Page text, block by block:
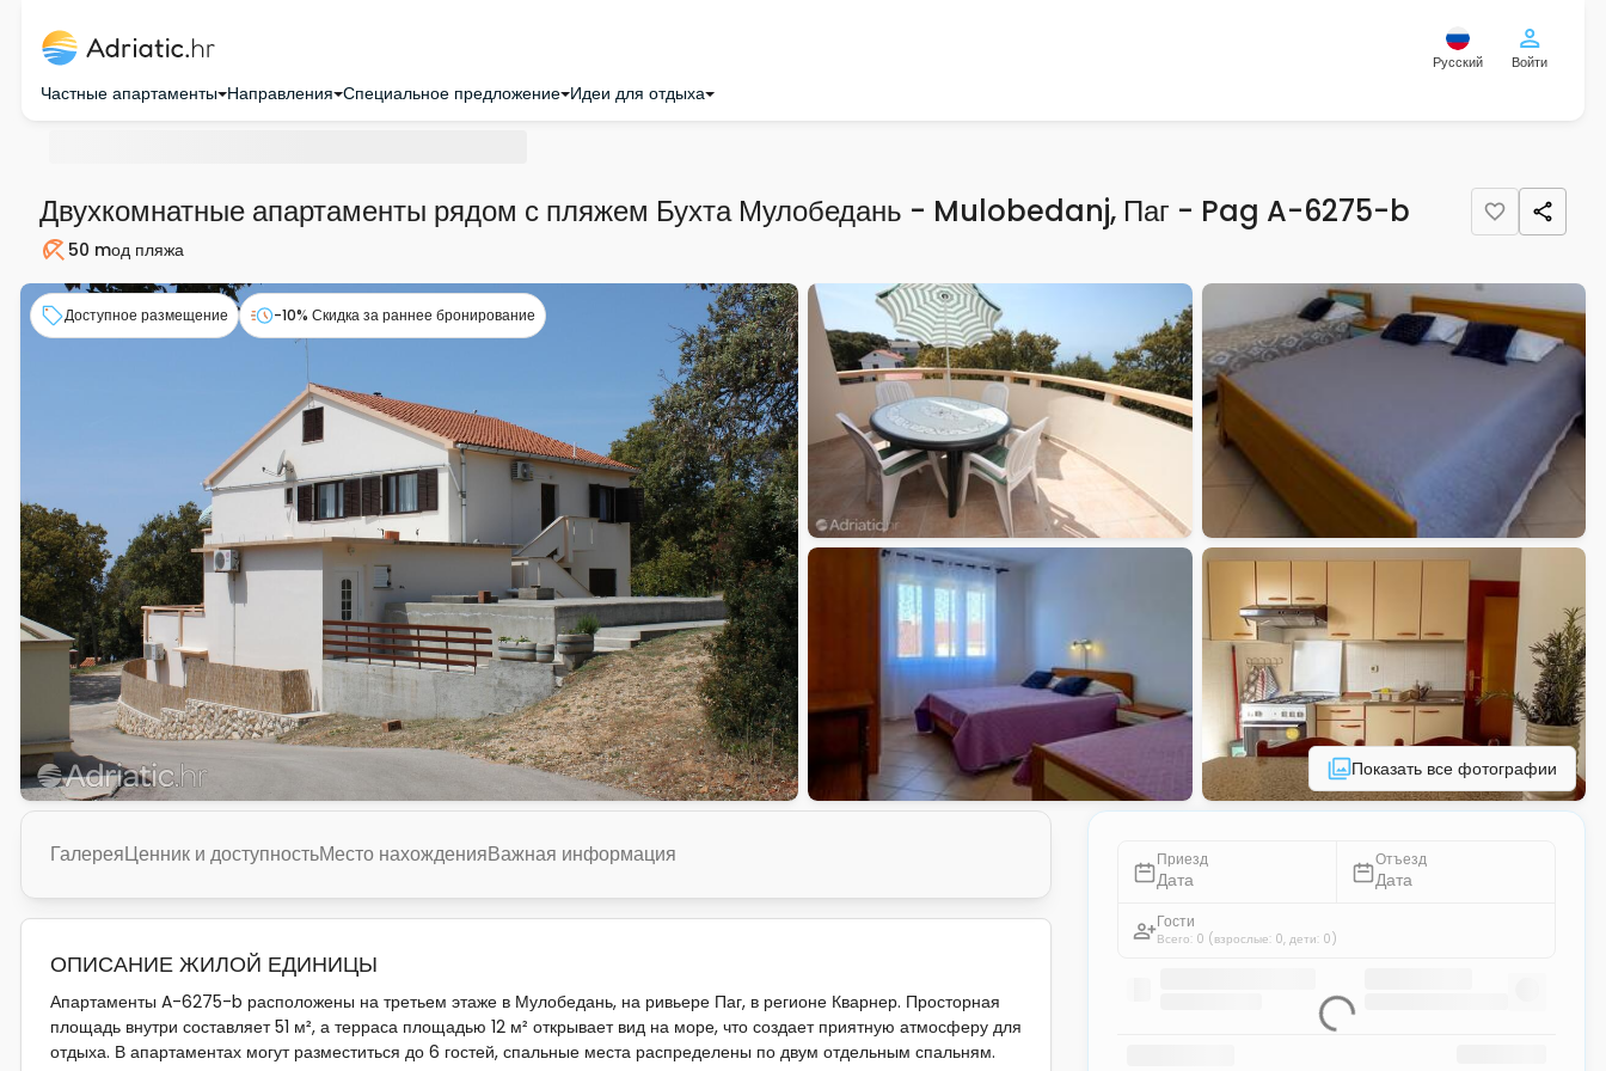
Русский Войти
Частные апартаменты Направления Специальное предложение Идеи для отдыха
Двухкомнатные апартаменты рядом с пляжем Бухта Мулобедань - Mulobedanj, Паг - Pag A-6275-b
Пляж50 mод пляжа
Показать все фотографии
Доступное размещение -10% Скидка за раннее бронирование
ГалереяЦенник и доступностьМесто нахожденияВажная информация
ОПИСАНИЕ ЖИЛОЙ ЕДИНИЦЫ
Апартаменты A-6275-b расположены на третьем этаже в Мулобедань, на ривьере Паг, в регионе Кварнер. Просторная
площадь внутри составляет 51 м², а терраса площадью 12 м² открывает вид на море, что создает приятную атмосферу для
отдыха. В апартаментах могут разместиться до 6 гостей, спальные места распределены по двум отдельным спальням.
Приезд
Дата
Отъезд
Дата
Гости
Всего: 0 (взрослые: 0, дети: 0)